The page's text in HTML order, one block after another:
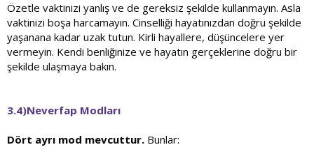
Özetle vaktinizi yanlış ve de gereksiz şekilde kullanmayın. Asla
vaktinizi boşa harcamayın. Cinselliği hayatınızdan doğru şekilde
yaşanana kadar uzak tutun. Kirli hayallere, düşüncelere yer
vermeyin. Kendi benliğinize ve hayatın gerçeklerine doğru bir
şekilde ulaşmaya bakın.
3.4)Neverfap Modları
Dört ayrı mod mevcuttur. Bunlar: